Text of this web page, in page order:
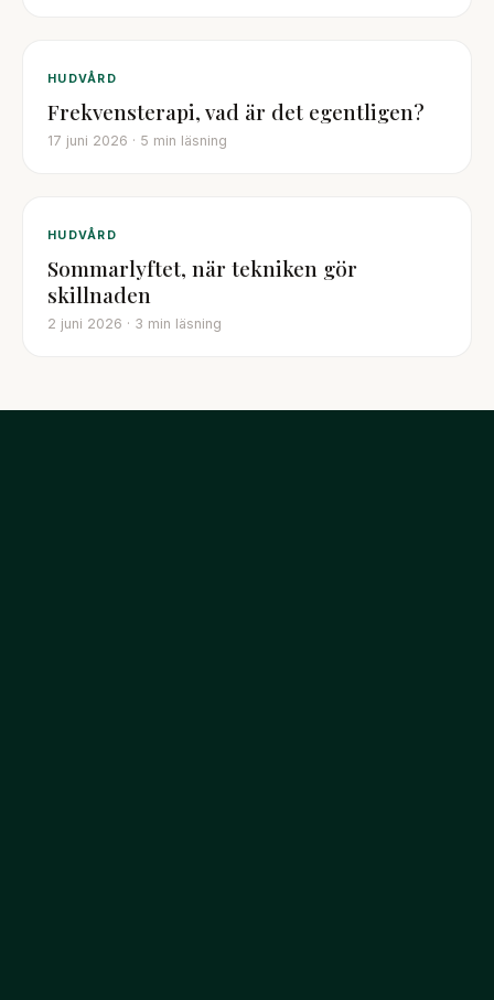
HUDVÅRD
Frekvensterapi, vad är det egentligen?
17 juni 2026 · 5 min läsning
HUDVÅRD
Sommarlyftet, när tekniken gör
skillnaden
2 juni 2026 · 3 min läsning